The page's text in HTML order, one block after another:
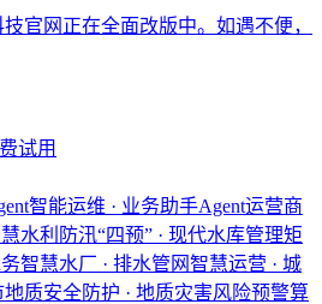
官网正在全面改版中。如遇不便，
试用
智能运维 · 业务助手Agent运营商
水利 防汛“四预” · 现代水库管理矩
智慧水厂 · 排水管网智慧运营 · 城
地质安全防护 · 地质灾害风险预警算